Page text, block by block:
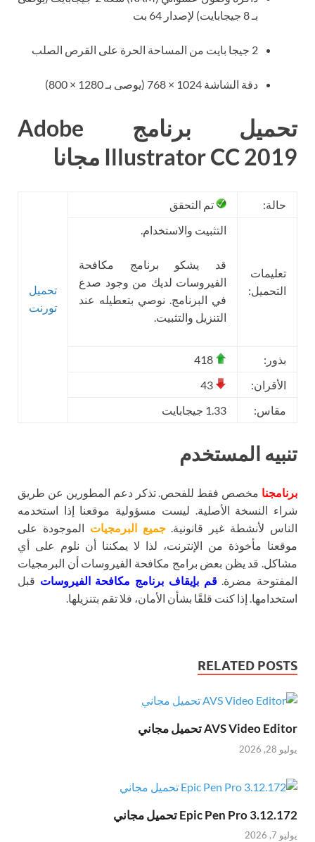
بـ 8 جيجابايت) لإصدار 64 بت
2 جيجا بايت من المساحة الحرة على القرص الصلب
دقة الشاشة 1024 × 768 (يوصى بـ 1280 × 800)
تحميل برنامج Adobe
Illustrator CC 2019 مجانا
حالة: تم التحقق
تحميل
تورنت
تعليمات
التحميل:
التثبيت والاستخدام.
قد يشكو برنامج مكافحة
الفيروسات لديك من وجود صدع
في البرنامج. نوصي بتعطيله عند
التنزيل والتثبيت.
بذور:
الأقران:
مقاس:
1.33 جيجابايت
تنبيه المستخدم
برنامجنا مخصص فقط للفحص. تذكر دعم المطورين عن طريق
شراء النسخة الأصلية. ليست مسؤولية موقعنا إذا استخدمه
الناس لأنشطة غير قانونية.جميع البرمجيات الموجودة على
موقعنا مأخوذة من الإنترنت، لذا لا يمكننا أن نلوم على أي
مشاكل. قد يظن بعض برامج مكافحة الفيروسات أن البرمجيات
المفتوحة مضرة.قم بإيقاف برنامج مكافحة الفيروسات قبل
استخدامها. إذا كنت قلقًا بشأن الأمان، فلا تقم بتنزيلها.
RELATED POSTS
AVS Video Editor تحميل مجاني
يوليو 28, 2026
Epic Pen Pro 3.12.172 تحميل مجاني
يوليو 7, 2026